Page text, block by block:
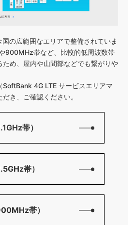
の広範囲なエリアで整備されていま
900MHz帯など、比較的低周波数帯
ため、屋内や山間部などでも繋がりや
SoftBank 4G LTE サービスエリアマ
き、ご確認ください。
帯）
帯）
帯）